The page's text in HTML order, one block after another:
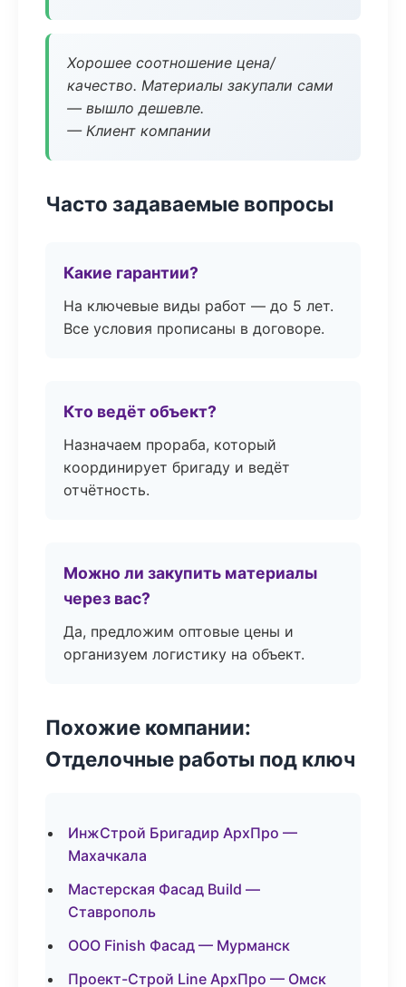
Хорошее соотношение цена/
качество. Материалы закупали сами
— вышло дешевле.
— Клиент компании
Часто задаваемые вопросы
Какие гарантии?
На ключевые виды работ — до 5 лет.
Все условия прописаны в договоре.
Кто ведёт объект?
Назначаем прораба, который
координирует бригаду и ведёт
отчётность.
Можно ли закупить материалы
через вас?
Да, предложим оптовые цены и
организуем логистику на объект.
Похожие компании:
Отделочные работы под ключ
ИнжСтрой Бригадир АрхПро —
Махачкала
Мастерская Фасад Build —
Ставрополь
ООО Finish Фасад — Мурманск
Проект-Строй Line АрхПро — Омск